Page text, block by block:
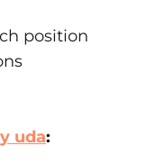
position
uda: